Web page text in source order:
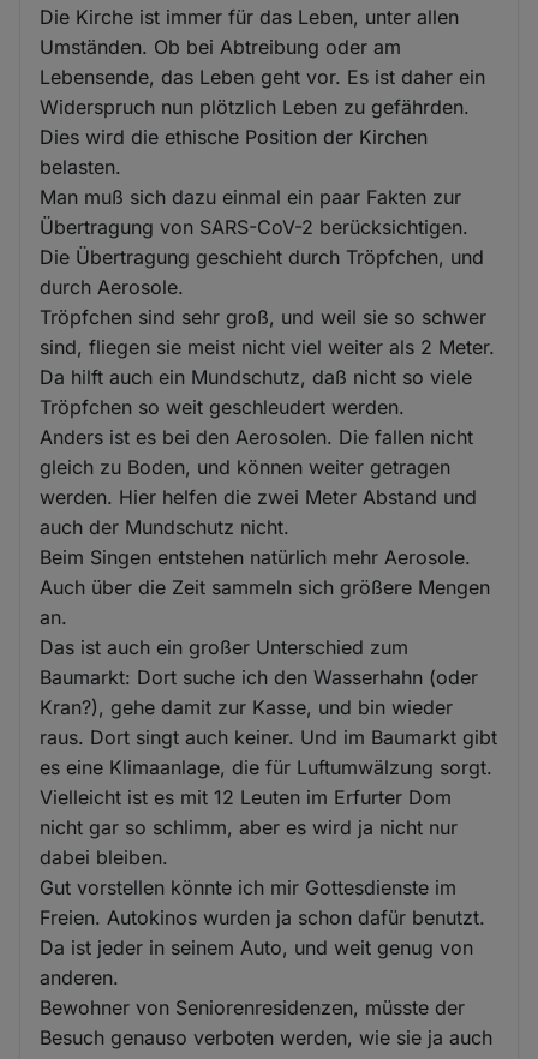
Die Kirche ist immer für das Leben, unter allen
Umständen. Ob bei Abtreibung oder am
Lebensende, das Leben geht vor. Es ist daher ein
Widerspruch nun plötzlich Leben zu gefährden.
Dies wird die ethische Position der Kirchen
belasten.
Man muß sich dazu einmal ein paar Fakten zur
Übertragung von SARS-CoV-2 berücksichtigen.
Die Übertragung geschieht durch Tröpfchen, und
durch Aerosole.
Tröpfchen sind sehr groß, und weil sie so schwer
sind, fliegen sie meist nicht viel weiter als 2 Meter.
Da hilft auch ein Mundschutz, daß nicht so viele
Tröpfchen so weit geschleudert werden.
Anders ist es bei den Aerosolen. Die fallen nicht
gleich zu Boden, und können weiter getragen
werden. Hier helfen die zwei Meter Abstand und
auch der Mundschutz nicht.
Beim Singen entstehen natürlich mehr Aerosole.
Auch über die Zeit sammeln sich größere Mengen
an.
Das ist auch ein großer Unterschied zum
Baumarkt: Dort suche ich den Wasserhahn (oder
Kran?), gehe damit zur Kasse, und bin wieder
raus. Dort singt auch keiner. Und im Baumarkt gibt
es eine Klimaanlage, die für Luftumwälzung sorgt.
Vielleicht ist es mit 12 Leuten im Erfurter Dom
nicht gar so schlimm, aber es wird ja nicht nur
dabei bleiben.
Gut vorstellen könnte ich mir Gottesdienste im
Freien. Autokinos wurden ja schon dafür benutzt.
Da ist jeder in seinem Auto, und weit genug von
anderen.
Bewohner von Seniorenresidenzen, müsste der
Besuch genauso verboten werden, wie sie ja auch